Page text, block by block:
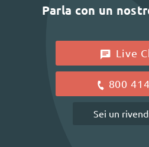
Parla con un
Live
800
Sei un